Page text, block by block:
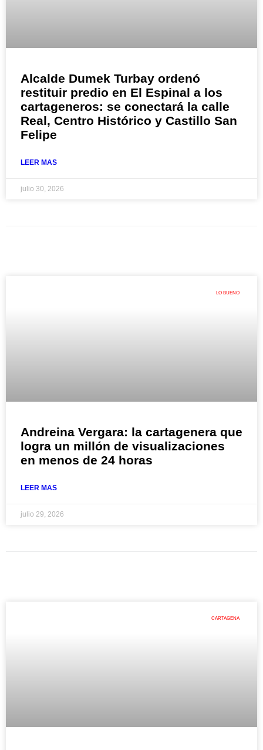
Alcalde Dumek Turbay ordenó
restituir predio en El Espinal a los
cartageneros: se conectará la calle
Real, Centro Histórico y Castillo San
Felipe
LEER MAS
julio 30, 2026
LO BUENO
Andreina Vergara: la cartagenera que
logra un millón de visualizaciones
en menos de 24 horas
LEER MAS
julio 29, 2026
CARTAGENA